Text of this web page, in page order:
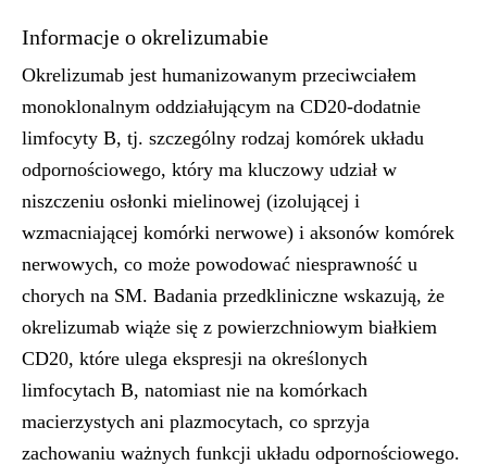
Informacje o okrelizumabie
Okrelizumab jest humanizowanym przeciwciałem
monoklonalnym oddziałującym na CD20-dodatnie
limfocyty B, tj. szczególny rodzaj komórek układu
odpornościowego, który ma kluczowy udział w
niszczeniu osłonki mielinowej (izolującej i
wzmacniającej komórki nerwowe) i aksonów komórek
nerwowych, co może powodować niesprawność u
chorych na SM. Badania przedkliniczne wskazują, że
okrelizumab wiąże się z powierzchniowym białkiem
CD20, które ulega ekspresji na określonych
limfocytach B, natomiast nie na komórkach
macierzystych ani plazmocytach, co sprzyja
zachowaniu ważnych funkcji układu odpornościowego.